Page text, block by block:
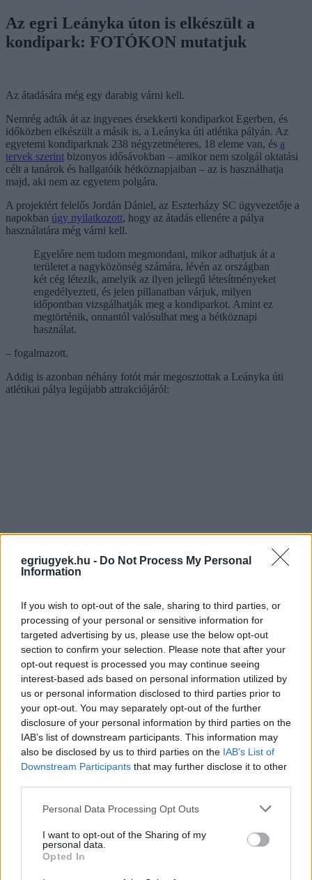
egriugyek.hu - Do Not Process My Personal
Information
If you wish to opt-out of the sale, sharing to third parties, or
processing of your personal or sensitive information for
targeted advertising by us, please use the below opt-out
section to confirm your selection. Please note that after your
opt-out request is processed you may continue seeing
interest-based ads based on personal information utilized by
us or personal information disclosed to third parties prior to
your opt-out. You may separately opt-out of the further
disclosure of your personal information by third parties on the
IAB’s list of downstream participants. This information may
also be disclosed by us to third parties on the IAB’s List of
Downstream Participants that may further disclose it to other
Please note that this website/app uses one or more Google
not limited to your visit or usage behaviour. You may click to
grant or deny consent to Google and its third-party tags to
use your data for below specified purposes in below Google
Personal Data Processing Opt Outs
I want to opt-out of the Sharing of my
personal data.
Opted In
Az egri Leányka úton is elkészült a
kondipark: FOTÓKON mutatjuk
Az átadására még egy darabig várni kell.
Nemrég adták át az ingyenes érsekkerti kondiparkot Egerben, és
időközben elkészült a másik is, a Leányka úti atlétika pályán. Az
egyetemi kondiparknak 238 négyzetméteres, 18 eleme van, és a
tervek szerint bizonyos idősávokban – amikor nem szolgál oktatási
célt a tanárok és hallgatóik hétköznapjaiban – az is használhatja
majd, aki nem az egyetem polgára.
A projektért felelős Jordán Dániel, az Eszterházy SC ügyvezetője a
napokban úgy nyilatkozott, hogy az átadás ellenére a pálya
használatára még várni kell.
Egyelőre nem tudom megmondani, mikor adhatjuk át a
területet a nagyközönség számára, lévén az országban
két cég létezik, amelyik az ilyen jellegű létesítményeket
engedélyezteti, és jelen pillanatban várjuk, milyen
időpontban vizsgálhatják meg a kondiparkot. Amint ez
megtörténik, onnantól valósulhat meg a hétköznapi
használat.
– fogalmazott.
Addig is azonban néhány fotót már megosztottak a Leányka úti
atlétikai pálya legújabb attrakciójáról: